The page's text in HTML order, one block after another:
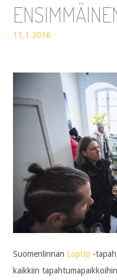
11.1.2016
Suomenlinnan LopUp -
kaikkiin